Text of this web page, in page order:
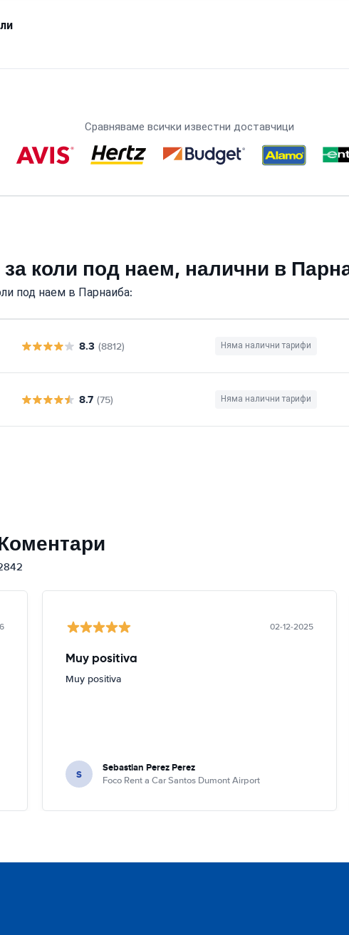
Сравняваме всички известни доставчици
коли под наем, налични в
под наем в Парнаиба:
8.3 (8812) Няма налични тарифи
8.7 (75) Няма налични тарифи
02-12-2025
Muy positiva
Muy positiva
S Sebastian Perez Perez
Foco Rent a Car Santos Dumont Airport